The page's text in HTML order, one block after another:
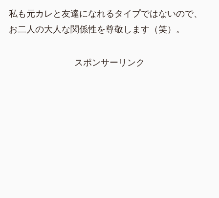
私も元カレと友達になれるタイプではないので、
お二人の大人な関係性を尊敬します（笑）。
スポンサーリンク